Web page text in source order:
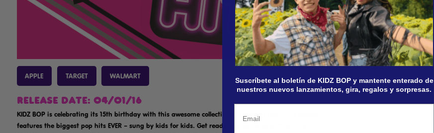
APPLE TARGET WALMART
RELEASE DATE: 04/01/16
KIDZ BOP is celebrating its 15th birthday with this awesome collection of Greatest Hits! This album
features the biggest pop hits EVER – sung by kids for kids. Get ready to sing along with all of your
Suscríbete al boletín de KIDZ BOP y mantente enterado de
nuestros nuevos lanzamientos, gira, regalos y sorpresas.